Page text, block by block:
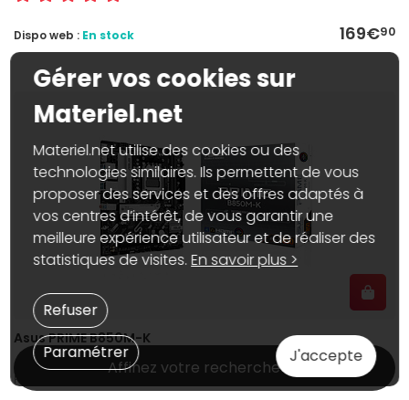
169€90
Dispo web : En stock
Asus PRIME B850M-K
AMD B850 - Socket AM5 - Micro ATX - Compatible processeurs AMD
Ryzen 7000 et 9000
Affinez votre recherche
Gérer vos cookies sur
Materiel.net
Materiel.net utilise des cookies ou des
technologies similaires. Ils permettent de vous
proposer des services et des offres adaptés à
vos centres d’intérêt, de vous garantir une
meilleure expérience utilisateur et de réaliser des
statistiques de visites.En savoir plus >
J'accepte
Paramétrer
Refuser